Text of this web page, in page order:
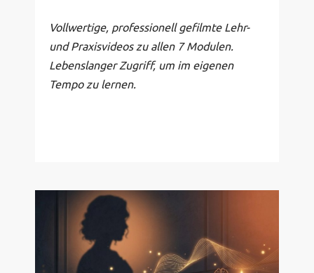
Vollwertige, professionell gefilmte Lehr-
und Praxisvideos zu allen 7 Modulen.
Lebenslanger Zugriff, um im eigenen
Tempo zu lernen.